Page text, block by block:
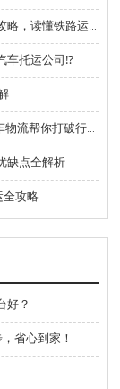
中车物流12306 合作火车汽车托运｜多干线出行攻略，读懂铁路运车的优势与避坑要点
车托运公司⁉️
亲历十次汽车托运总结：6 条实操建议，武汉中车物流帮你打破行业信息差
缺点全解析
全攻略
好？
省心到家！